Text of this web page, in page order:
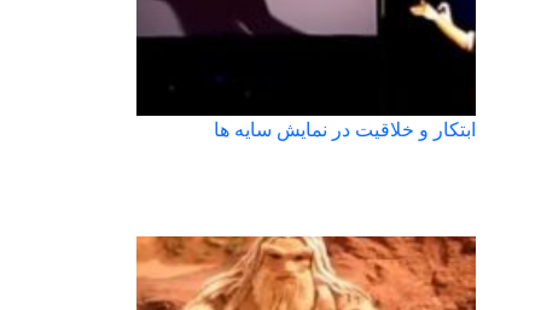
ابتکار و خلاقیت در نمایش سایه ها